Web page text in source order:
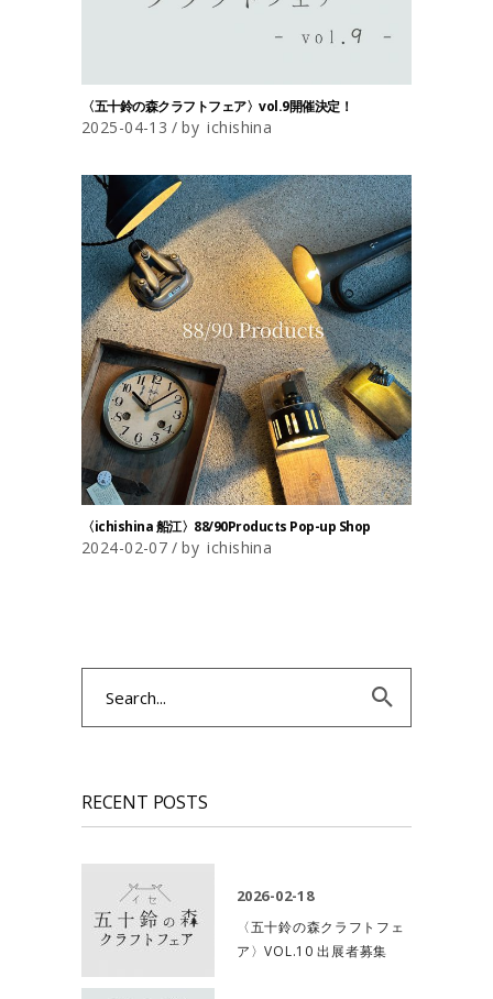
〈五十鈴の森クラフトフェア〉vol.9開催決定！
2025-04-13 by ichishina
〈ichishina 船江〉88/90Products Pop-up Shop
2024-02-07 by ichishina
RECENT POSTS
2026-02-18
〈五十鈴の森クラフトフェ
ア〉VOL.10 出展者募集